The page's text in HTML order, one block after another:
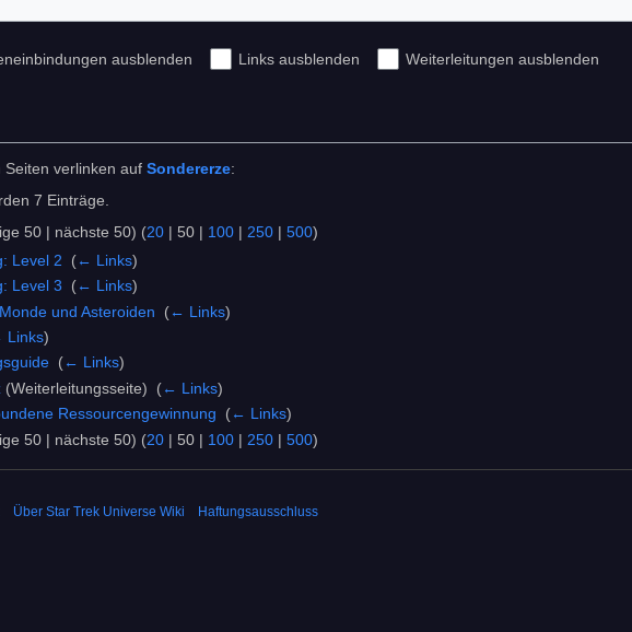
ausblenden Links ausblenden Weiterleitungen ausblenden
Seiten verlinken auf Sondererze:
7 Einträge.
50 | nächste 50) (20 | 50 | 100 | 250 | 500)
Level 2
(← Links)
Level 3
(← Links)
und Asteroiden
(← Links)
Links)
(← Links)
(Weiterleitungsseite) ‎ (← Links)
Ressourcengewinnung
(← Links)
50 | nächste 50) (20 | 50 | 100 | 250 | 500)
Über Star Trek Universe Wiki Haftungsausschluss